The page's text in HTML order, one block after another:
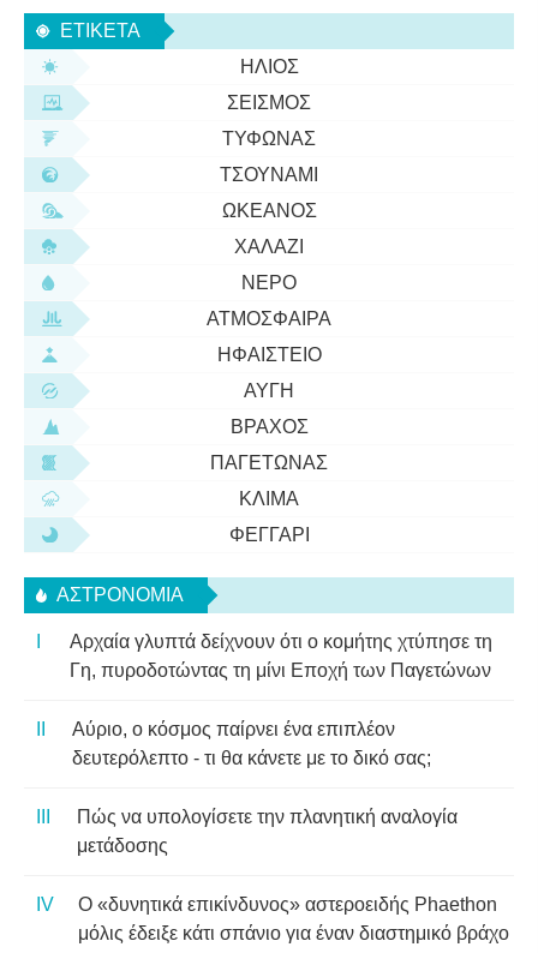
τελευταία δισεκατομμύρια χρόνια και μπορεί να
χρειαστούν άλλα δισεκατομμύ
ΕΤΙΚΈΤΑ
ΉΛΙΟΣ
ΣΕΙΣΜΌΣ
ΤΥΦΏΝΑΣ
ΤΣΟΥΝΆΜΙ
ΩΚΕΑΝΌΣ
ΧΑΛΆΖΙ
ΝΕΡΌ
ΑΤΜΌΣΦΑΙΡΑ
ΗΦΑΊΣΤΕΙΟ
ΑΥΓΉ
ΒΡΆΧΟΣ
ΠΑΓΕΤΏΝΑΣ
ΚΛΊΜΑ
ΦΕΓΓΆΡΙ
ΑΣΤΡΟΝΟΜΊΑ
Αρχαία γλυπτά δείχνουν ότι ο κομήτης χτύπησε τη
Γη, πυροδοτώντας τη μίνι Εποχή των Παγετώνων
Αύριο, ο κόσμος παίρνει ένα επιπλέον
δευτερόλεπτο - τι θα κάνετε με το δικό σας;
Πώς να υπολογίσετε την πλανητική αναλογία
μετάδοσης
Ο «δυνητικά επικίνδυνος» αστεροειδής Phaethon
μόλις έδειξε κάτι σπάνιο για έναν διαστημικό βράχο